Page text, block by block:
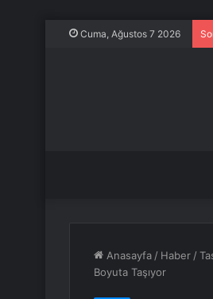
Cuma, Ağustos 7 2026
Anasayfa / Haber /
Boyuta Taşıyor